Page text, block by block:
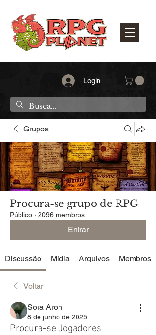
Login
Grupos
Procura-se grupo de RPG
Público · 2096 membros
Entrar
Discussão Mídia Arquivos Membros
Voltar
Sora Aron
8 de junho de 2025
Procura-se Jogadores